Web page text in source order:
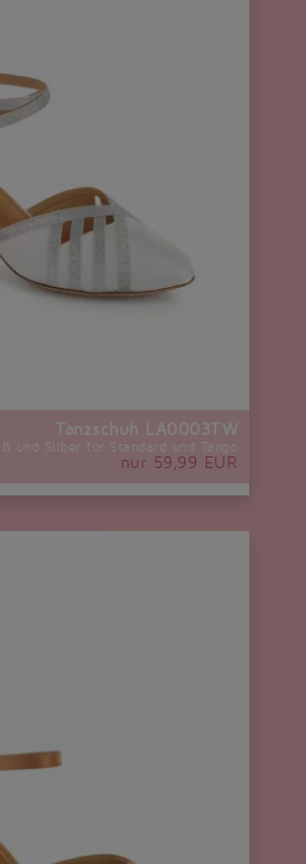
Tanzschuh LA0003TW
und Silber für Standard und Tango
nur 59,99 EUR